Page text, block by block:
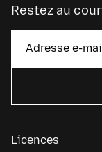
Restez au
Licences